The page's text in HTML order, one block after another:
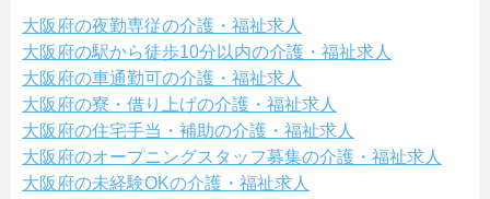
大阪府の夜勤専従の介護・福祉求人
大阪府の駅から徒歩10分以内の介護・福祉求人
大阪府の車通勤可の介護・福祉求人
大阪府の寮・借り上げの介護・福祉求人
大阪府の住宅手当・補助の介護・福祉求人
大阪府のオープニングスタッフ募集の介護・福祉求人
大阪府の未経験OKの介護・福祉求人